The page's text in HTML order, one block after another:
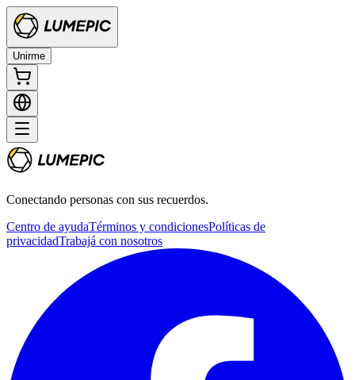
Unirme
Conectando personas con sus recuerdos.
Centro de ayudaTérminos y condicionesPolíticas de
privacidadTrabajá con nosotros